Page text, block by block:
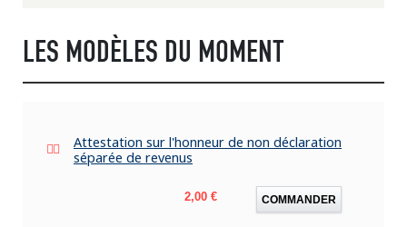
LES MODÈLES DU MOMENT
Attestation sur l'honneur de non déclaration
séparée de revenus
Prix
2,00 € COMMANDER